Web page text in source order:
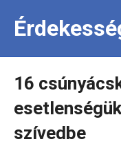
16
szívedbe